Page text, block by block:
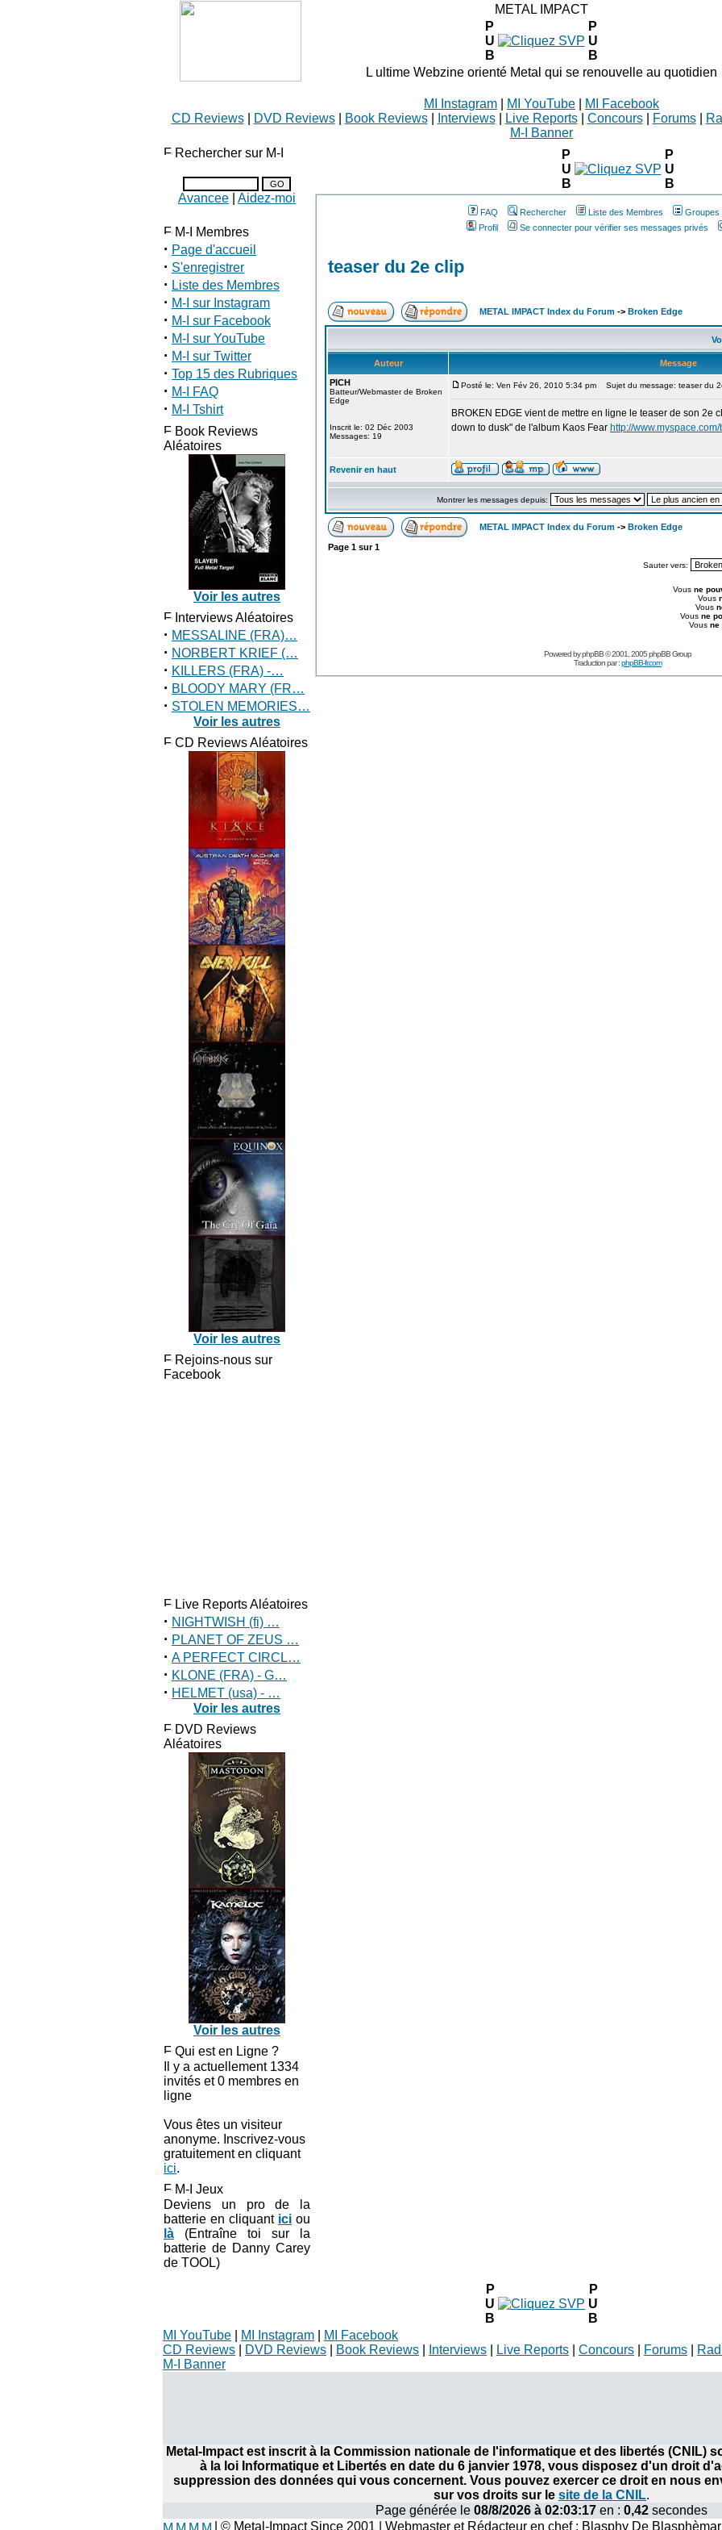
METAL IMPACT
P
U
B
P
U
B
L ultime Webzine orienté Metal qui se renouvelle au quotidien
MI Instagram MI YouTube
MI Facebook
CD Reviews| DVD Reviews| Book Reviews| Interviews| Live Reports| Concours| Forums|
M-I Banner
Rechercher sur M-I
Avancee Aidez-moi
M-I Membres
· Page d'accueil
· S'enregistrer
· Liste des Membres
· M-I sur Instagram
· M-I sur Facebook
· M-I sur YouTube
· M-I sur Twitter
· Top 15 des Rubriques
· M-I FAQ
· M-I Tshirt
Book Reviews
Aléatoires
Voir les autres
Interviews Aléatoires
· MESSALINE (FRA)…
· NORBERT KRIEF (…
· KILLERS (FRA) -…
· BLOODY MARY (FR…
· STOLEN MEMORIES…
Voir les autres
CD Reviews Aléatoires
Voir les autres
Rejoins-nous sur
Facebook
Live Reports Aléatoires
· NIGHTWISH (fi) …
· PLANET OF ZEUS …
· A PERFECT CIRCL…
· KLONE (FRA) - G…
· HELMET (usa) - …
Voir les autres
DVD Reviews
Aléatoires
Voir les autres
Qui est en Ligne ?
Il y a actuellement 1334
invités et 0 membres en
ligne
Vous êtes un visiteur
anonyme. Inscrivez-vous
gratuitement en cliquant
ici.
M-I Jeux
Deviens un pro de la
batterie en cliquant ici ou
là (Entraîne toi sur la
batterie de Danny Carey
de TOOL)
P
U
B
P
U
B
FAQ Rechercher Liste des Membres
Groupes
Profil
Se connecter pour vérifier ses messages privés
teaser du 2e clip
METAL IMPACT Index du Forum -> Broken Edge
Auteur
Message
PICH
Batteur/Webmaster de Broken
Edge
Inscrit le: 02 Déc 2003
Messages: 19
Posté le: Ven Fév 26, 2010 5:34 pm Sujet du message: teaser du
BROKEN EDGE vient de mettre en ligne le teaser de son 2e
down to dusk" de l'album Kaos Fear http://
Revenir en haut
Montrer les messages depuis:
METAL IMPACT Index du Forum -> Broken Edge
Page 1 sur1
Sauter vers:
Vous ne
Vous
Vous
Vous ne
Vous ne
Powered byphpBB© 2001, 2005 phpBB Group
Traduction par :phpBB-fr.com
P
U
B
P
U
B
MI YouTube
MI Instagram
MI Facebook
CD Reviews
DVD Reviews Book Reviews Interviews Live Reports Concours Forums
M-I Banner
Metal-Impact est inscrit à la Commission nationale de l'informatique et des libertés (CNIL)
à la loi Informatique et Libertés en date du 6 janvier 1978, vous disposez d'un droit
suppression des données qui vous concernent. Vous pouvez exercer ce droit en nous
sur vos droits sur le site de la CNIL.
Page générée le 08/8/2026 à 02:03:17 en : 0,42 secondes
| © Metal-Impact Since 2001 | Webmaster et Rédacteur en chef : Blasphy De Blasphèmar